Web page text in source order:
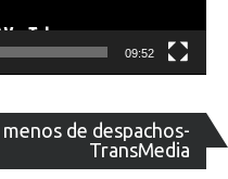
09:52
de despachos-
TransMedia
de